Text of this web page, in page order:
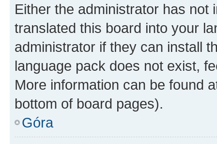
Either the administrator has not
translated this board into your
administrator if they can install
language pack does not exist,
More information can be found
bottom of board pages).
Góra